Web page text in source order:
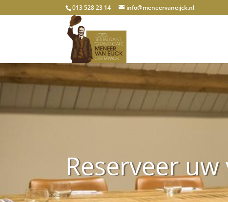
013 528 23 14 info@meneervaneijck.nl
Reserveer